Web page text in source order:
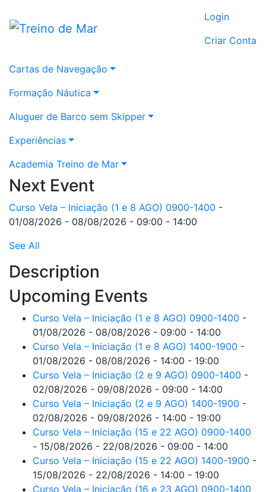
Login
Criar Conta
Cartas de Navegação
Formação Náutica
Aluguer de Barco sem Skipper
Experiências
Academia Treino de Mar
Next Event
Curso Vela – Iniciação (1 e 8 AGO) 0900-1400 -
01/08/2026 - 08/08/2026 - 09:00 - 14:00
See All
Description
Upcoming Events
Curso Vela – Iniciação (1 e 8 AGO) 0900-1400 -
01/08/2026 - 08/08/2026 - 09:00 - 14:00
Curso Vela – Iniciação (1 e 8 AGO) 1400-1900 -
01/08/2026 - 08/08/2026 - 14:00 - 19:00
Curso Vela – Iniciação (2 e 9 AGO) 0900-1400 -
02/08/2026 - 09/08/2026 - 09:00 - 14:00
Curso Vela – Iniciação (2 e 9 AGO) 1400-1900 -
02/08/2026 - 09/08/2026 - 14:00 - 19:00
Curso Vela – Iniciação (15 e 22 AGO) 0900-1400
- 15/08/2026 - 22/08/2026 - 09:00 - 14:00
Curso Vela – Iniciação (15 e 22 AGO) 1400-1900 -
15/08/2026 - 22/08/2026 - 14:00 - 19:00
Curso Vela – Iniciação (16 e 23 AGO) 0900-1400